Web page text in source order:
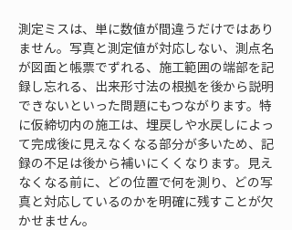
測定ミスは、単に数値が間違うだけではあり
ません。写真と測定値が対応しない、測点名
が図面と帳票でずれる、施工範囲の端部を記
録し忘れる、出来形寸法の根拠を後から説明
できないといった問題にもつながります。特
に仮締切内の施工は、埋戻しや水戻しによっ
て完成後に見えなくなる部分が多いため、記
録の不足は後から補いにくくなります。見え
なくなる前に、どの位置で何を測り、どの写
真と対応しているのかを明確に残すことが欠
かせません。